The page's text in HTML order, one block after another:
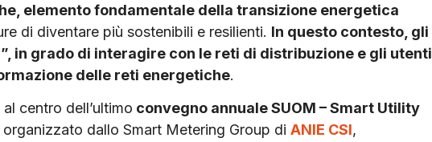
elemento fondamentale della transizione energetica
di diventare più sostenibili e resilienti. In questo contesto, gli
in grado di interagire con le reti di distribuzione e gli utenti
delle reti energetiche.
centro dell’ultimo convegno annuale SUOM – Smart Utility
organizzato dallo Smart Metering Group di ANIE CSI,